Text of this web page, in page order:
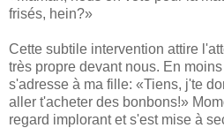
frisés, hein?»
Cette subtile intervention attire
très propre devant nous. En
s'adresse à ma fille: «Tiens, j'te
aller t'acheter des bonbons!»
regard implorant et s'est mise à